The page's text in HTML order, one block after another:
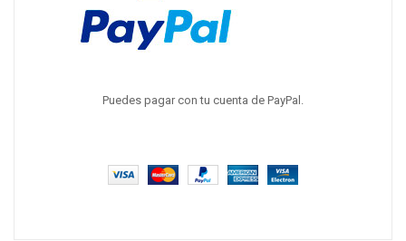
Puedes pagar con tu cuenta de PayPal.